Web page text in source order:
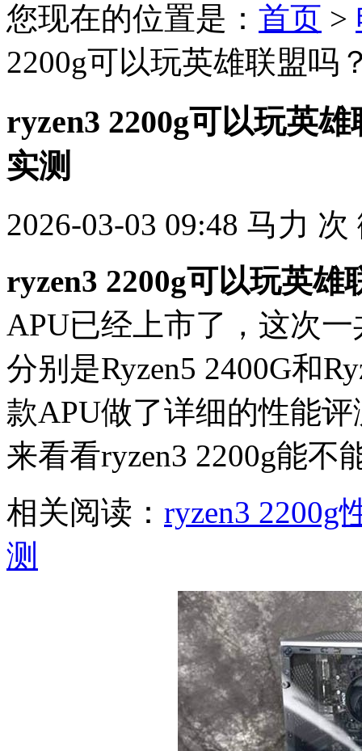
您现在的位置是： 首页 >
2200g可以玩英雄联盟吗
ryzen3 2200g可以玩英
实测
2026-03-03 09:48 马力 次
ryzen3 2200g可以玩英雄
APU已经上市了，这次
分别是Ryzen5 2400G和
款APU做了详细的性能
来看看ryzen3 2200g能不
相关阅读： ryzen3 2200g
测